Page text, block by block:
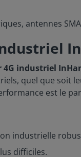
antennes SMA
industriel
quel que soit
est le
industrielle
difficiles.